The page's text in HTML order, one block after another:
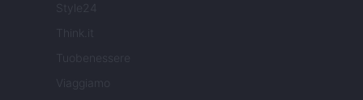
Style24
Think.it
Tuobenessere
Viaggiamo